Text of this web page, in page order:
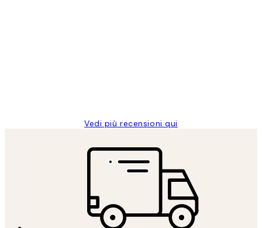
Vedi più recensioni qui